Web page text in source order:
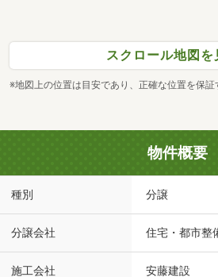
スクロール地図を
※地図上の位置は目安であり、正確な位置を保証
物件概要
種別 分譲
分譲会社 住宅・都市整
施工会社 安藤建設